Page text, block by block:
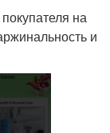
на
и